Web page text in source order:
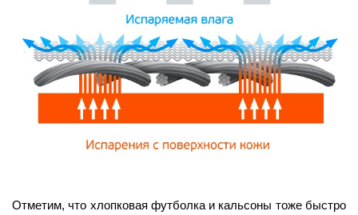
Отметим, что хлопковая футболка и кальсоны тоже быстро